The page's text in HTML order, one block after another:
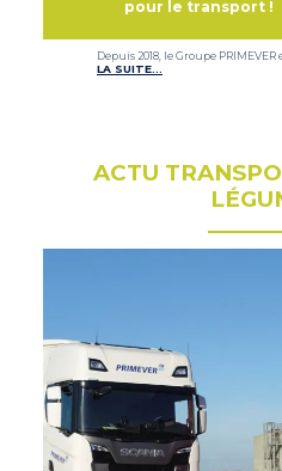
pour le transport !
Depuis 2018, le Groupe
LA SUITE…
ACTU